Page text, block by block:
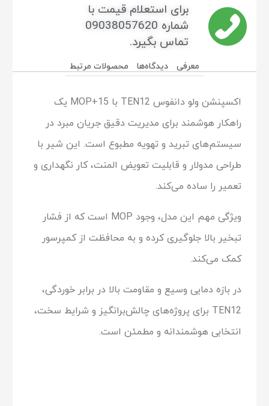
برای استعلام قیمت با
شماره 09038057620
تماس بگیرد.
معرفی دیدگاه‌ها محصولات مرتبط
اکسپنشن ولو دانفوس TEN12 با MOP+15 یک
راهکار هوشمند برای مدیریت دقیق جریان مبرد در
سیستم‌های تبرید و تهویه مطبوع است. این شیر با
طراحی مدولار و قابلیت تعویض المنت، کار نگهداری و
تعمیر را ساده می‌کند.
ویژگی مهم این مدل، وجود MOP است که از فشار
تبخیر بالا جلوگیری کرده و به محافظت از کمپرسور
کمک می‌کند.
در بازه دمایی وسیع و مقاومت بالا در برابر خوردگی،
TEN12 برای پروژه‌های چالش‌برانگیز و شرایط سخت،
انتخابی هوشمندانه و مطمئن است.